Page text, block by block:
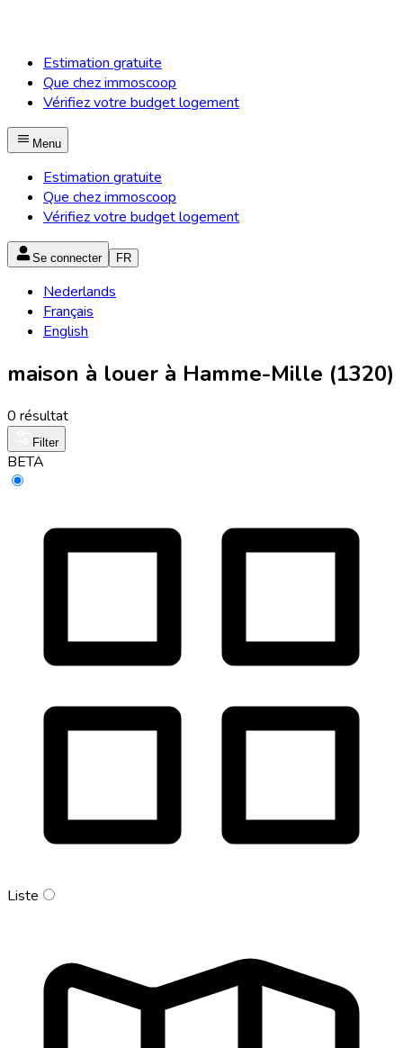
Estimation gratuite
Que chez immoscoop
Vérifiez votre budget logement
Menu
Estimation gratuite
Que chez immoscoop
Vérifiez votre budget logement
Se connecter FR
Nederlands
Français
English
maison à louer à Hamme-Mille (1320)
0 résultat
Filter
BETA
Liste